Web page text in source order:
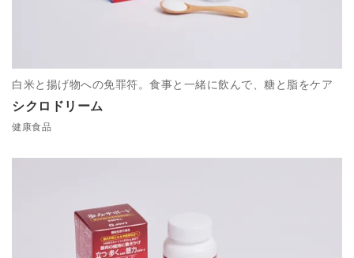
シクロドリーム
白米と揚げ物への免罪符。食事と一緒に飲んで、糖と脂をケア
健康食品